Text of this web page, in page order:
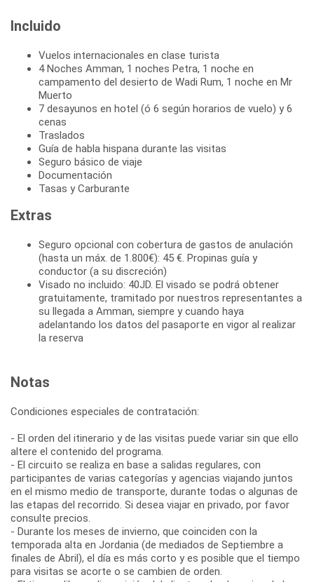
Incluido
Vuelos internacionales en clase turista
4 Noches Amman, 1 noches Petra, 1 noche en
campamento del desierto de Wadi Rum, 1 noche en Mr
Muerto
7 desayunos en hotel (ó 6 según horarios de vuelo) y 6
cenas
Traslados
Guía de habla hispana durante las visitas
Seguro básico de viaje
Documentación
Tasas y Carburante
Extras
Seguro opcional con cobertura de gastos de anulación
(hasta un máx. de 1.800€): 45 €. Propinas guía y
conductor (a su discreción)
Visado no incluido: 40JD. El visado se podrá obtener
gratuitamente, tramitado por nuestros representantes a
su llegada a Amman, siempre y cuando haya
adelantando los datos del pasaporte en vigor al realizar
la reserva
Notas
Condiciones especiales de contratación:
- El orden del itinerario y de las visitas puede variar sin que ello
altere el contenido del programa.
- El circuito se realiza en base a salidas regulares, con
participantes de varias categorías y agencias viajando juntos
en el mismo medio de transporte, durante todas o algunas de
las etapas del recorrido. Si desea viajar en privado, por favor
consulte precios.
- Durante los meses de invierno, que coinciden con la
temporada alta en Jordania (de mediados de Septiembre a
finales de Abril), el día es más corto y es posible que el tiempo
para visitas se acorte o se cambien de orden.